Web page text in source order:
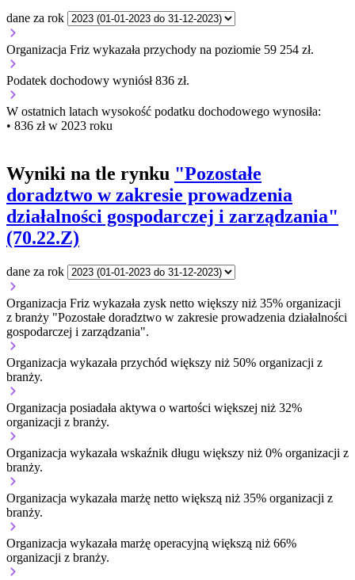
dane za rok
Organizacja Friz wykazała przychody na poziomie 59 254 zł.
Podatek dochodowy wyniósł 836 zł.
W ostatnich latach wysokość podatku dochodowego wynosiła:
• 836 zł w 2023 roku
Wyniki na tle rynku "Pozostałe
doradztwo w zakresie prowadzenia
działalności gospodarczej i zarządzania"
(70.22.Z)
dane za rok
Organizacja Friz wykazała zysk netto większy niż 35% organizacji
z branży "Pozostałe doradztwo w zakresie prowadzenia działalności
gospodarczej i zarządzania".
Organizacja wykazała przychód większy niż 50% organizacji z
branży.
Organizacja posiadała aktywa o wartości większej niż 32%
organizacji z branży.
Organizacja wykazała wskaźnik długu większy niż 0% organizacji z
branży.
Organizacja wykazała marżę netto większą niż 35% organizacji z
branży.
Organizacja wykazała marżę operacyjną większą niż 66%
organizacji z branży.